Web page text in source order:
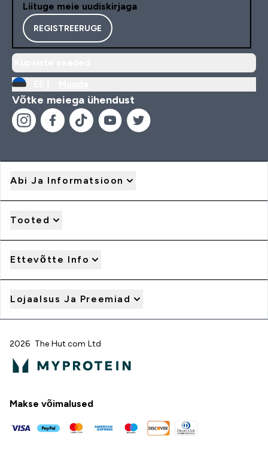
Liituge meie uudiskirjaga
REGISTREERUGE
Võtke meiega ühendust
Abi Ja Informatsioon
Tooted
Ettevõtte Info
Lojaalsus Ja Preemiad
2026 The Hut.com Ltd
Makse võimalused